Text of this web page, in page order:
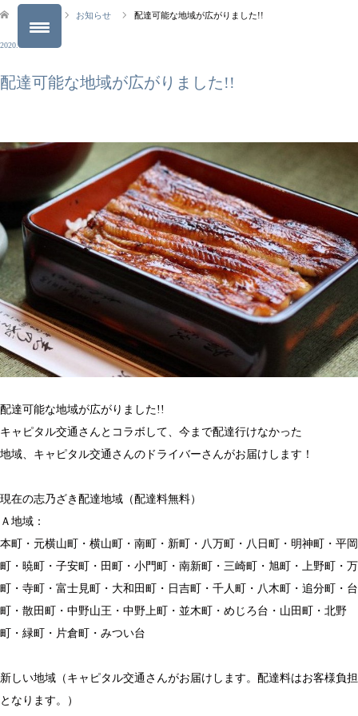
お知らせ 配達可能な地域が広がりました!!
2020.06.19
配達可能な地域が広がりました!!
配達可能な地域が広がりました!!
キャピタル交通さんとコラボして、今まで配達行けなかった
地域、キャピタル交通さんのドライバーさんがお届けします！
現在の志乃ざき配達地域（配達料無料）
Ａ地域：
本町・元横山町・横山町・南町・新町・八万町・八日町・明神町・平岡
町・暁町・子安町・田町・小門町・南新町・三崎町・旭町・上野町・万
町・寺町・富士見町・大和田町・日吉町・千人町・八木町・追分町・台
町・散田町・中野山王・中野上町・並木町・めじろ台・山田町・北野
町・緑町・片倉町・みつい台
新しい地域（キャピタル交通さんがお届けします。配達料はお客様負担
となります。）